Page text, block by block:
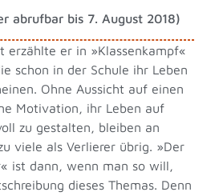
abrufbar bis 7. August 2018)
erzählte er in »Klassenkampf«
schon in der Schule ihr Leben
Ohne Aussicht auf einen
Motivation, ihr Leben auf
zu gestalten, bleiben an
viele als Verlierer übrig. »Der
ist dann, wenn man so will,
dieses Themas. Denn